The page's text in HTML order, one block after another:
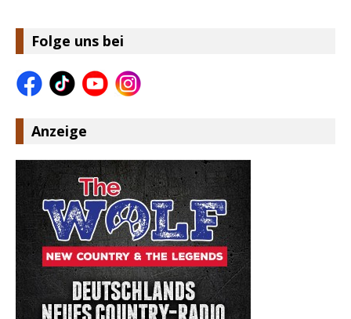
Folge uns bei
Anzeige